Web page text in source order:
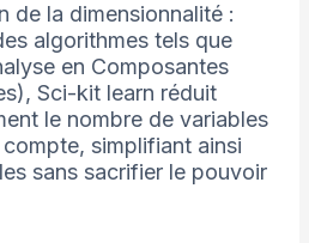
de la dimensionnalité :
algorithmes tels que
en Composantes
Sci-kit learn réduit
le nombre de variables
simplifiant ainsi
sans sacrifier le pouvoir